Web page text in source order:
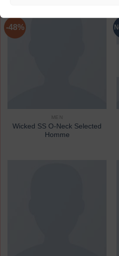
-48%
MEN
Wicked SS O-Neck Selected
Homme